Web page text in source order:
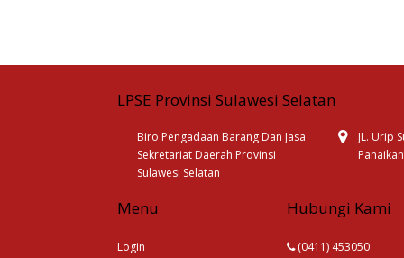
LPSE Provinsi Sulawesi Selatan
Biro Pengadaan Barang Dan Jasa
Sekretariat Daerah Provinsi
Sulawesi Selatan
JL. Urip
Menu
Login
Hubungi Kami
(0411) 453050